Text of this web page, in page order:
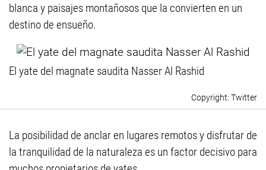
blanca y paisajes montañosos que la convierten en un
destino de ensueño.
El yate del magnate saudita Nasser Al Rashid
Twitter
La posibilidad de anclar en lugares remotos y disfrutar de
la tranquilidad de la naturaleza es un factor decisivo para